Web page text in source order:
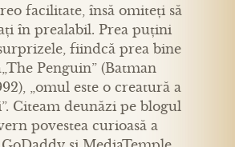
facilitate, însă omiteți să
în prealabil. Prea puțini
fiindcă prea bine
Penguin” (Batman
„omul este o creatură a
Citeam deunăzi pe blogul
povestea curioasă a